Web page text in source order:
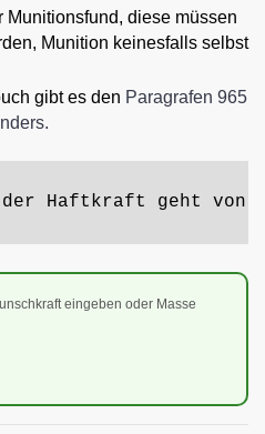
Munitionsfund, diese müssen
Munition keinesfalls selbst
gibt es den Paragrafen 965
der Haftkraft geht
eingeben oder Masse